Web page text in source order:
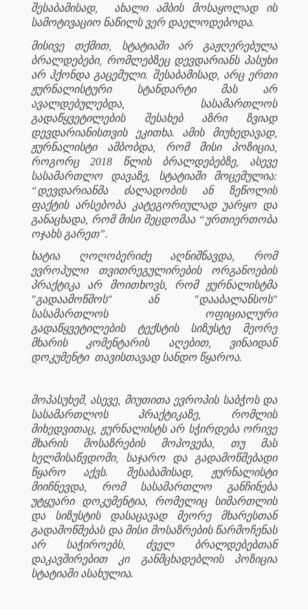
შესაბამისად,
ახალი ამბის მოსაყოლად ის
სამოტივაციო ნაწილს ვერ დაელოდებოდა.
მისივე თქმით, სტატიაში არ გაჟღერებულა
ბრალდებები, რომლებზეც დევდარიანს პასუხი
არ ჰქონდა გაცემული. შესაბამისად, არც ერთი
ჟურნალისტური სტანდარტი მას არ
ავალდებულებდა, სასამართლოს
გადაწყვეტილების შესახებ აზრი ზვიად
დევდარიანისთვის ეკითხა. ამის მიუხედავად,
ჟურნალისტი ამბობდა, რომ მისი პოზიცია,
როგორც 2018 წლის ბრალდებებზე, ასევე
სასამართლო დავაზე, სტატიაში მოცემულია:
“დევდარიანმა ძალადობის ან ზეწოლის
ფაქტის არსებობა კატეგორიულად უარყო და
განაცხადა, რომ მისი შეცდომაა “ურთიერთობა
ოჯახს გარეთ”.
ხატია ღოღობერიძე აღნიშნავდა, რომ
ევროპული თვითრეგულირების ორგანოების
პრაქტიკა არ მოითხოვს, რომ ჟურნალისტმა
"გადაამოწმოს" ან "დააბალანსოს"
სასამართლოს ოფიციალური
გადაწყვეტილების ტექსტის სიზუსტე მეორე
მხარის კომენტარის აღებით, ვინაიდან
დოკუმენტი თავისთავად სანდო წყაროა.
მოპასუხემ, ასევე, მიუთითა ევროპის საბჭოს და
სასამართლოს პრაქტიკაზე, რომლის
მიხედვითაც, ჟურნალისტს არ სჭირდება ორივე
მხარის მოსაზრების მოპოვება, თუ მას
ხელმისაწვდომი, საჯარო და გადამოწმებადი
წყარო აქვს. შესაბამისად, ჟურნალისტი
მიიჩნევდა, რომ სასამართლო განჩინება
უტყუარი დოკუმენტია, რომელიც სიმართლის
და სიზუსტის დასაცავად მეორე მხარესთან
გადამოწმებას და მისი მოსაზრების წარმოჩენას
არ საჭიროებს, ძველ ბრალდებებთან
დაკავშირებით კი განმცხადებლის პოზიცია
სტატიაში ასახულია.